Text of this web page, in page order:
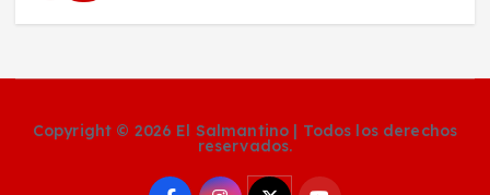
Copyright © 2026 El Salmantino | Todos los derechos
reservados.